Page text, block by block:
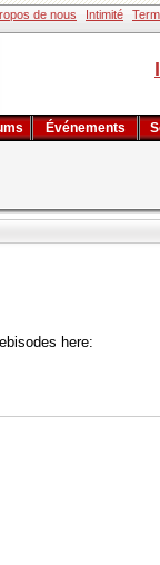
de nous Intimité
Événements
here: